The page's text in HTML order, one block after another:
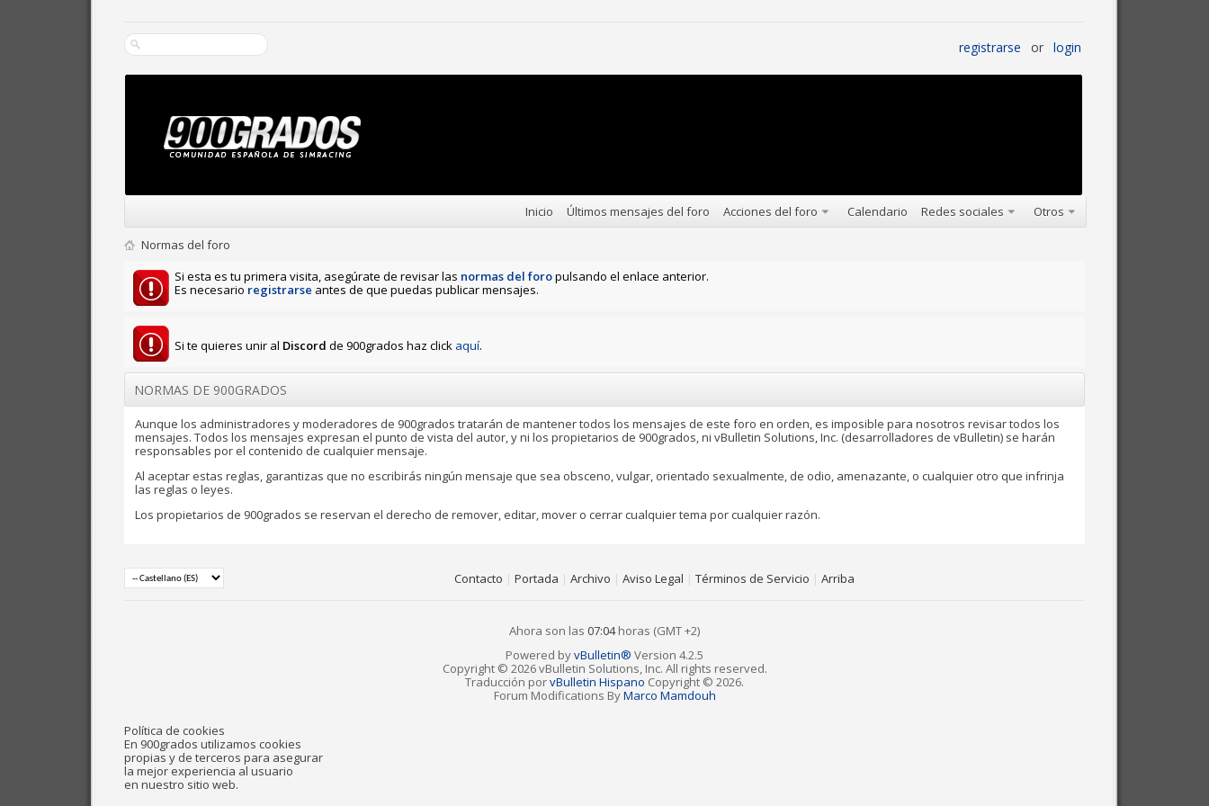
registrarse or login
Inicio Últimos mensajes del foro Acciones del foro Calendario Redes sociales Otros
Normas del foro
Si esta es tu primera visita, asegúrate de revisar las normas del foropulsando el enlace anterior.
Es necesario registrarse antes de que puedas publicar mensajes.
Si te quieres unir al Discord de 900grados haz click aquí.
NORMAS DE 900GRADOS
Aunque los administradores y moderadores de 900grados tratarán de mantener todos los mensajes de este foro en orden, es imposible para nosotros revisar todos los
mensajes. Todos los mensajes expresan el punto de vista del autor, y ni los propietarios de 900grados, ni vBulletin Solutions, Inc. (desarrolladores de vBulletin) se harán
responsables por el contenido de cualquier mensaje.
Al aceptar estas reglas, garantizas que no escribirás ningún mensaje que sea obsceno, vulgar, orientado sexualmente, de odio, amenazante, o cualquier otro que infrinja
las reglas o leyes.
Los propietarios de 900grados se reservan el derecho de remover, editar, mover o cerrar cualquier tema por cualquier razón.
Contacto | Portada | Archivo | Aviso Legal | Términos de Servicio | Arriba
Ahora son las 07:04horas (GMT +2)
Powered byvBulletin® Version 4.2.5
Copyright © 2026 vBulletin Solutions, Inc. All rights reserved.
Traducción porvBulletin Hispano Copyright © 2026.
Forum Modifications ByMarco Mamdouh
Política de cookies
En 900grados utilizamos cookies
propias y de terceros para asegurar
la mejor experiencia al usuario
en nuestro sitio web.